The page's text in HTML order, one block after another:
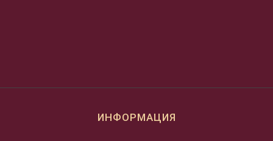
ИНФОРМАЦИЯ